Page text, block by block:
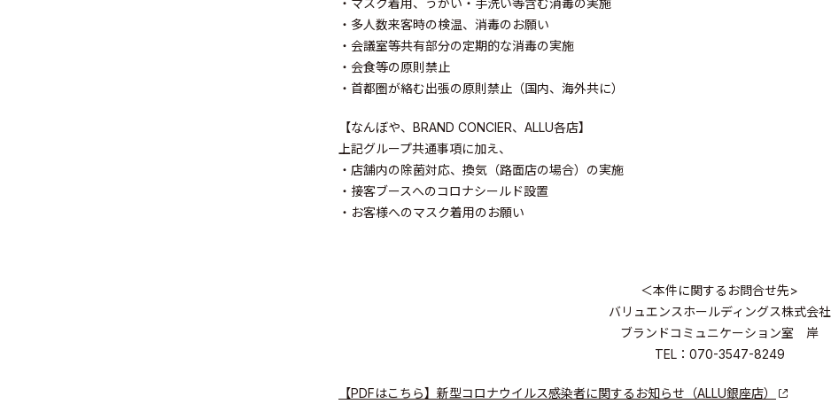
・多人数来客時の検温、消毒のお願い
・会議室等共有部分の定期的な消毒の実施
・会食等の原則禁止
・首都圏が絡む出張の原則禁止（国内、海外共に）
【なんぼや、BRAND CONCIER、ALLU各店】
上記グループ共通事項に加え、
・店舗内の除菌対応、換気（路面店の場合）の実施
・接客ブースへのコロナシールド設置
・お客様へのマスク着用のお願い
＜本件に関するお問合せ先>
バリュエンスホールディングス株式会社
ブランドコミュニケーション室 岸
TEL：070-3547-8249
【PDFはこちら】新型コロナウイルス感染者に関するお知らせ（ALLU銀座店）